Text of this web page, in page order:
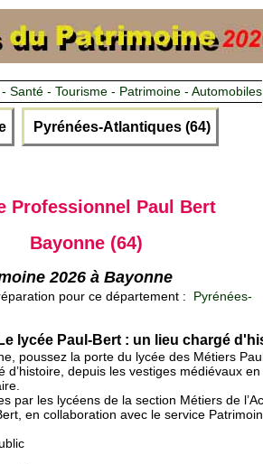
Santé - Tourisme - Patrimoine - Automobiles
Pyrénées-Atlantiques (64)
Professionnel Paul Bert
Bayonne (64)
2026 à Bayonne
pour ce département :
Pyrénées-
lycée Paul-Bert : un lieu chargé
poussez la porte du lycée des Métiers
d’histoire, depuis les vestiges médiévaux
par les lycéens de la section Métiers de
en collaboration avec le service